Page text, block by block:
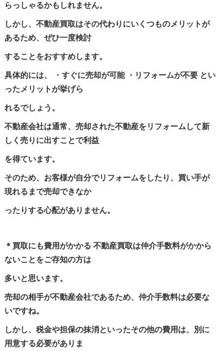
らっしゃるかもしれません。
しかし、不動産買取はその代わりにいくつものメリットが
あるため、ぜひ一度検討
することをおすすめします。
具体的には、 ・すぐに売却が可能 ・リフォームが不要 とい
ったメリットが挙げら
れるでしょう。
不動産会社は通常、売却された不動産をリフォームして新
しく売りに出すことで利益
を得ています。
そのため、お客様が自分でリフォームをしたり、買い手が
現れるまで売却できなか
ったりする心配がありません。
＊買取にも費用がかかる 不動産買取は仲介手数料がかから
ないことをご存知の方は
多いと思います。
売却の相手が不動産会社であるため、仲介手数料は必要な
いですね。
しかし、税金や担保の抹消といったその他の費用は、別に
用意する必要がありま